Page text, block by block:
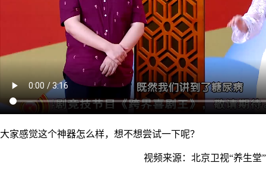
大家感觉这个神器怎么样，想不想尝试一下呢？
视频来源：北京卫视“养生堂”